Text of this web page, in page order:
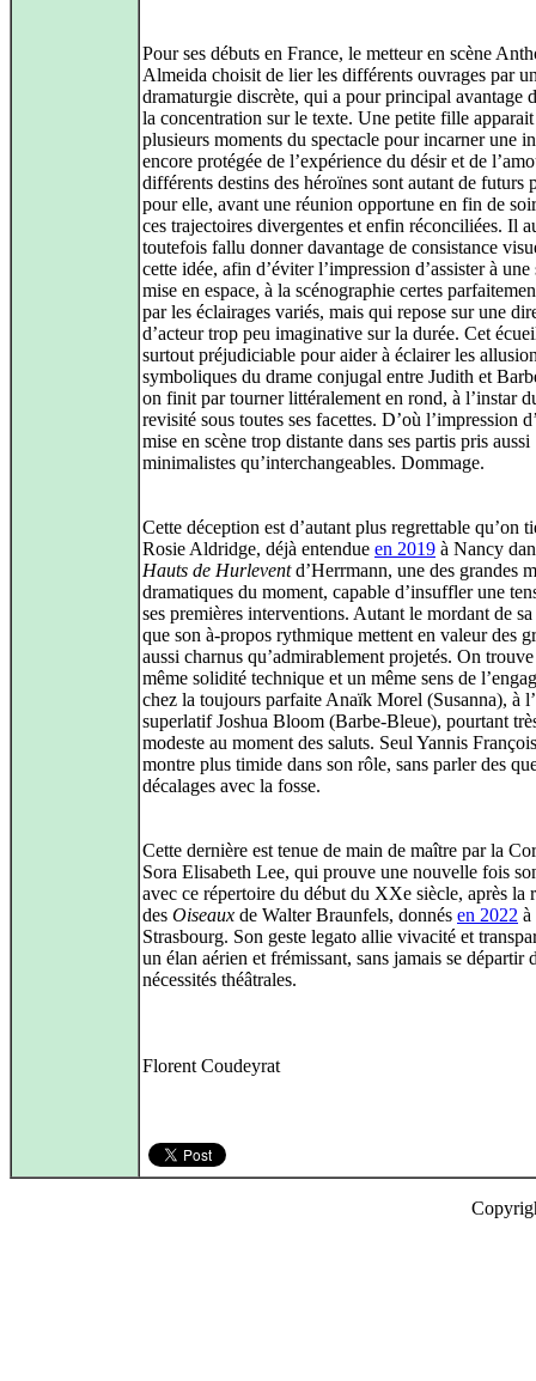
Pour ses débuts en France, le metteur en scène
Almeida choisit de lier les différents ouvrages par
dramaturgie discrète, qui a pour principal avantage
la concentration sur le texte. Une petite fille apparait
plusieurs moments du spectacle pour incarner une
encore protégée de l’expérience du désir et de
différents destins des héroïnes sont autant de futurs
pour elle, avant une réunion opportune en fin de
ces trajectoires divergentes et enfin réconciliées. Il
toutefois fallu donner davantage de consistance
cette idée, afin d’éviter l’impression d’assister à
mise en espace, à la scénographie certes
par les éclairages variés, mais qui repose sur une
d’acteur trop peu imaginative sur la durée. Cet
surtout préjudiciable pour aider à éclairer les
symboliques du drame conjugal entre Judith et
on finit par tourner littéralement en rond, à l’instar
revisité sous toutes ses facettes. D’où l’impression
mise en scène trop distante dans ses partis pris aussi
minimalistes qu’interchangeables. Dommage.
Cette déception est d’autant plus regrettable qu’on
Rosie Aldridge, déjà entendue en 2019 à Nancy
Hauts de Hurleventd’Herrmann, une des grandes
dramatiques du moment, capable d’insuffler une
ses premières interventions. Autant le mordant de
que son à‑propos rythmique mettent en valeur des
aussi charnus qu’admirablement projetés. On
même solidité technique et un même sens de
chez la toujours parfaite Anaïk Morel (Susanna), à
superlatif Joshua Bloom (Barbe‑Bleue), pourtant
modeste au moment des saluts. Seul Yannis
montre plus timide dans son rôle, sans parler des
décalages avec la fosse.
Cette dernière est tenue de main de maître par la
Sora Elisabeth Lee, qui prouve une nouvelle fois
avec ce répertoire du début du XXe siècle, après la
des Oiseaux de Walter Braunfels, donnés en 2022 à
Strasbourg. Son geste legato allie vivacité et
un élan aérien et frémissant, sans jamais se départir
nécessités théâtrales.
Florent Coudeyrat